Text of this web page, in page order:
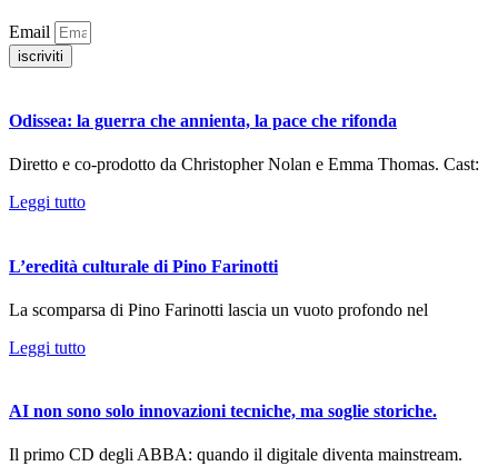
Email
iscriviti
Odissea: la guerra che annienta, la pace che rifonda
Diretto e co-prodotto da Christopher Nolan e Emma Thomas. Cast:
Leggi tutto
L’eredità culturale di Pino Farinotti
La scomparsa di Pino Farinotti lascia un vuoto profondo nel
Leggi tutto
AI non sono solo innovazioni tecniche, ma soglie storiche.
Il primo CD degli ABBA: quando il digitale diventa mainstream.